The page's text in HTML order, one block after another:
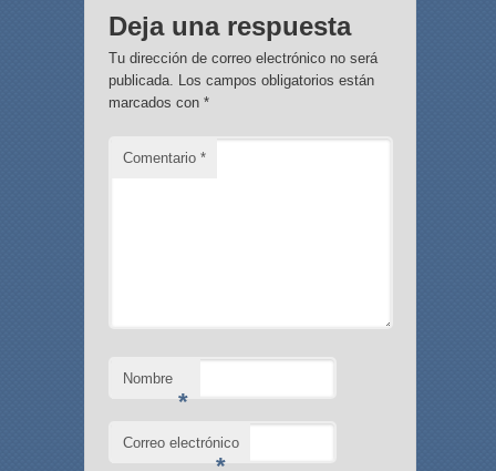
Deja una respuesta
Tu dirección de correo electrónico no será
publicada. Los campos obligatorios están
marcados con *
Comentario *
Nombre
*
Correo electrónico